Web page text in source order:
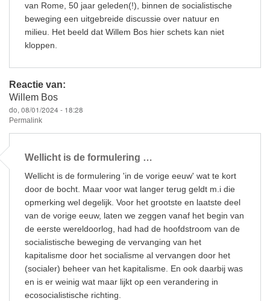
van Rome, 50 jaar geleden(!), binnen de socialistische
beweging een uitgebreide discussie over natuur en
milieu. Het beeld dat Willem Bos hier schets kan niet
kloppen.
Reactie van:
Willem Bos
do, 08/01/2024 - 18:28
Permalink
Wellicht is de formulering …
Wellicht is de formulering 'in de vorige eeuw' wat te kort
door de bocht. Maar voor wat langer terug geldt m.i die
opmerking wel degelijk. Voor het grootste en laatste deel
van de vorige eeuw, laten we zeggen vanaf het begin van
de eerste wereldoorlog, had had de hoofdstroom van de
socialistische beweging de vervanging van het
kapitalisme door het socialisme al vervangen door het
(socialer) beheer van het kapitalisme. En ook daarbij was
en is er weinig wat maar lijkt op een verandering in
ecosocialistische richting.